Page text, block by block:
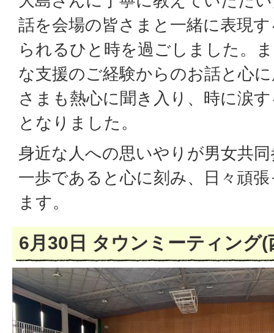
話を会場の皆さまと一緒に表現
られるひと時を過ごしました。
な支援のご経験からのお話と心
さまも熱心に聞き入り、時に涙
となりました。
身近な人への思いやりが男女共
一歩であると心に刻み、日々頑
ます。
6月30日 タウンミーティング(